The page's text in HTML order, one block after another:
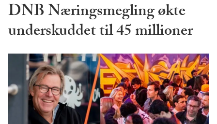
DNB Næringsmegling økte
underskuddet til 45 millioner